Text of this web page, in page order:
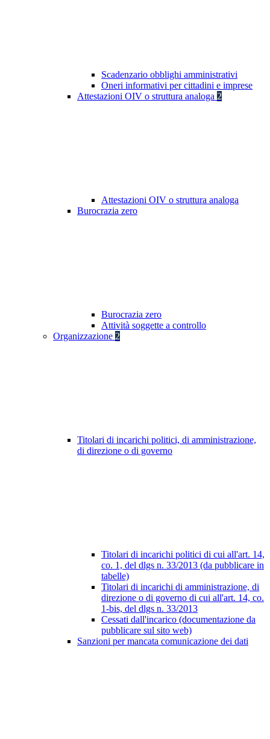
Scadenzario obblighi amministrativi
Oneri informativi per cittadini e imprese
Attestazioni OIV o struttura analoga 2
Attestazioni OIV o struttura analoga
Burocrazia zero
Burocrazia zero
Attività soggette a controllo
Organizzazione 2
Titolari di incarichi politici, di amministrazione,
di direzione o di governo
Titolari di incarichi politici di cui all'art. 14,
co. 1, del dlgs n. 33/2013 (da pubblicare in
tabelle)
Titolari di incarichi di amministrazione, di
direzione o di governo di cui all'art. 14, co.
1-bis, del dlgs n. 33/2013
Cessati dall'incarico (documentazione da
pubblicare sul sito web)
Sanzioni per mancata comunicazione dei dati